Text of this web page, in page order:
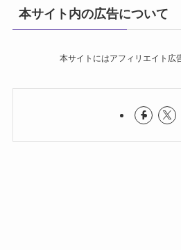
本サイト内の広告について
本サイトにはアフィリエイト広